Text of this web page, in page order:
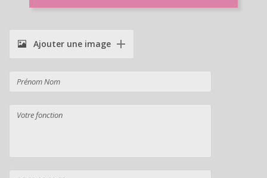
Ajouter une image